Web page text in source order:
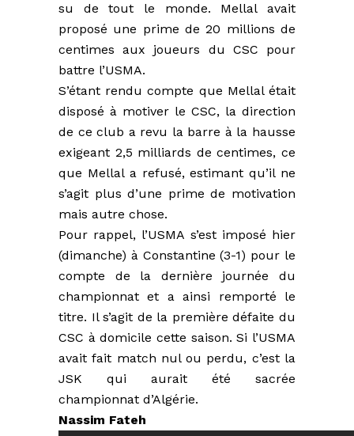
su de tout le monde. Mellal avait
proposé une prime de 20 millions de
centimes aux joueurs du CSC pour
battre l’USMA.
S’étant rendu compte que Mellal était
disposé à motiver le CSC, la direction
de ce club a revu la barre à la hausse
exigeant 2,5 milliards de centimes, ce
que Mellal a refusé, estimant qu’il ne
s’agit plus d’une prime de motivation
mais autre chose.
Pour rappel, l’USMA s’est imposé hier
(dimanche) à Constantine (3-1) pour le
compte de la dernière journée du
championnat et a ainsi remporté le
titre. Il s’agit de la première défaite du
CSC à domicile cette saison. Si l’USMA
avait fait match nul ou perdu, c’est la
JSK qui aurait été sacrée
championnat d’Algérie.
Nassim Fateh